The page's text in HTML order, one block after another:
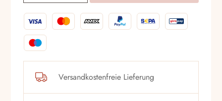
44227
Blanco
Menge
Versandkostenfreie Lieferung